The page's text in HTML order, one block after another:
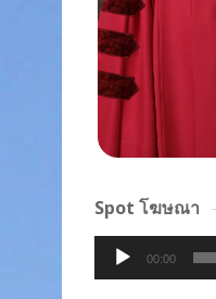
Spot โฆษณา
Audio
Player
00:00